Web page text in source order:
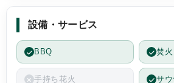
設備・サービス
BBQ 焚火
手持ち花火 サウ